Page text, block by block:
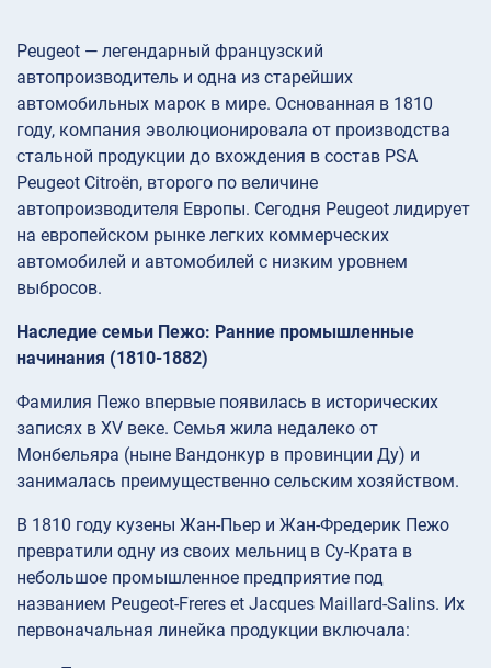
Peugeot — легендарный французский
автопроизводитель и одна из старейших
автомобильных марок в мире. Основанная в 1810
году, компания эволюционировала от производства
стальной продукции до вхождения в состав PSA
Peugeot Citroën, второго по величине
автопроизводителя Европы. Сегодня Peugeot лидирует
на европейском рынке легких коммерческих
автомобилей и автомобилей с низким уровнем
выбросов.
Наследие семьи Пежо: Ранние промышленные
начинания (1810-1882)
Фамилия Пежо впервые появилась в исторических
записях в XV веке. Семья жила недалеко от
Монбельяра (ныне Вандонкур в провинции Ду) и
занималась преимущественно сельским хозяйством.
В 1810 году кузены Жан-Пьер и Жан-Фредерик Пежо
превратили одну из своих мельниц в Су-Крата в
небольшое промышленное предприятие под
названием Peugeot-Freres et Jacques Maillard-Salins. Их
первоначальная линейка продукции включала: